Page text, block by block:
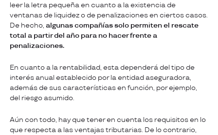
leer la letra pequeña en cuanto a la existencia de
ventanas de liquidez o de penalizaciones en ciertos casos.
De hecho, algunas compañías solo permiten el rescate
total a partir del año para no hacer frente a
penalizaciones.
En cuanto a la rentabilidad, esta dependerá del tipo de
interés anual establecido por la entidad aseguradora,
además de sus características en función, por ejemplo,
del riesgo asumido.
Aún con todo, hay que tener en cuenta los requisitos en lo
que respecta a las ventajas tributarias. De lo contrario,